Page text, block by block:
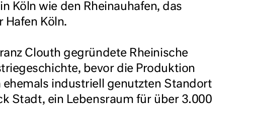
Köln wie den Rheinauhafen, das
Hafen Köln.
Clouth gegründete Rheinische
bevor die Produktion
industriell genutzten Standort
Stadt, ein Lebensraum für über 3.000